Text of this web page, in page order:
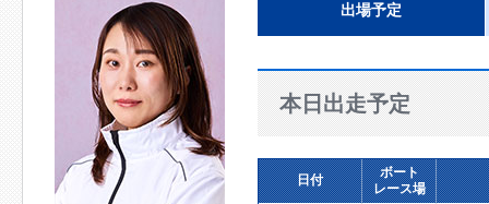
出場予定
本日出走予定
日付
ボート
レース場